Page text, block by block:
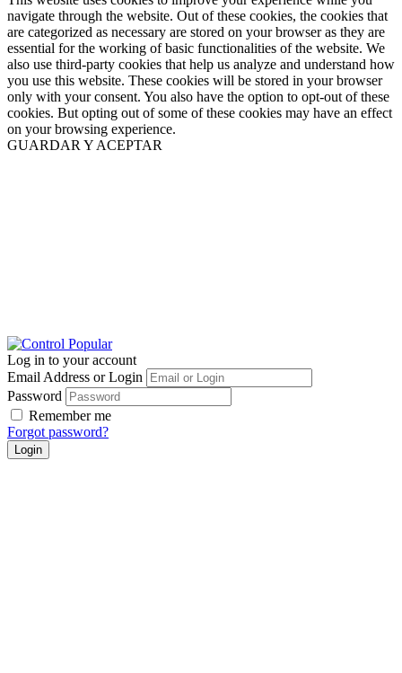
navigate through the website. Out of these cookies, the cookies that
are categorized as necessary are stored on your browser as they are
essential for the working of basic functionalities of the website. We
also use third-party cookies that help us analyze and understand how
you use this website. These cookies will be stored in your browser
only with your consent. You also have the option to opt-out of these
cookies. But opting out of some of these cookies may have an effect
on your browsing experience.
GUARDAR Y ACEPTAR
Log in to your account
Email Address or Login
Password
Remember me
Forgot password?
Login